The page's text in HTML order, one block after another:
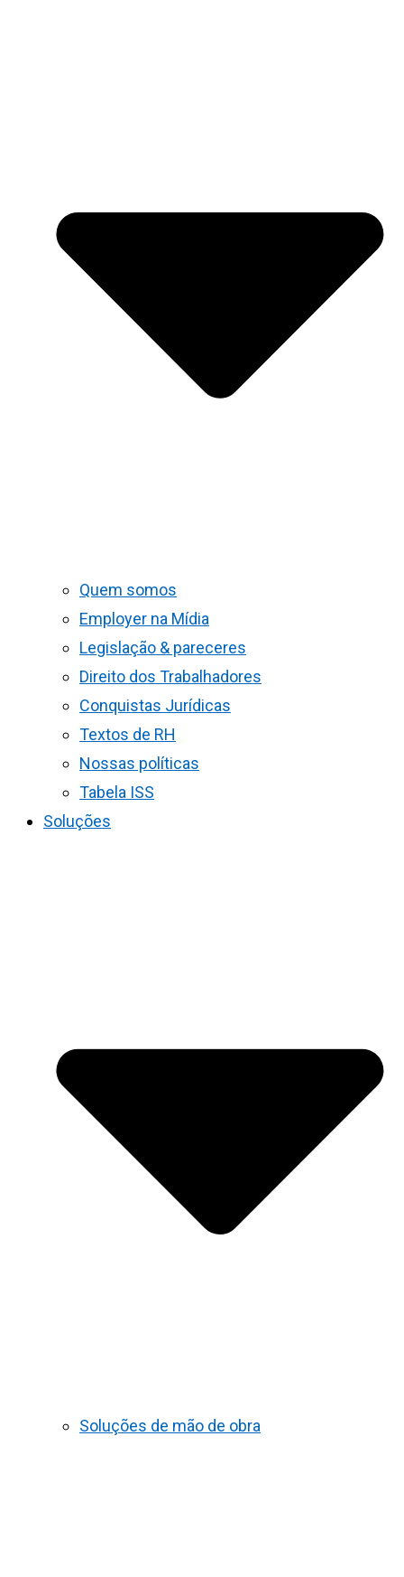
Quem somos
Employer na Mídia
Legislação & pareceres
Direito dos Trabalhadores
Conquistas Jurídicas
Textos de RH
Nossas políticas
Tabela ISS
Soluções
Soluções de mão de obra